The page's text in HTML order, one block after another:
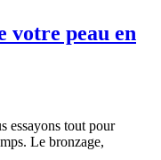
votre peau en
essayons tout pour
Le bronzage,